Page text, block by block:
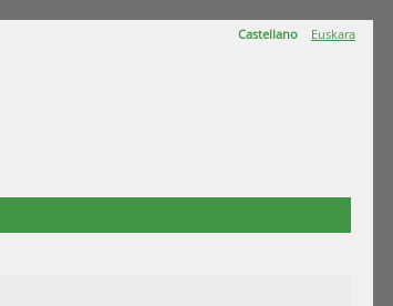
Castellano Euskara